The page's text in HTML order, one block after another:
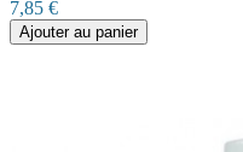
7,85 €
Ajouter au panier